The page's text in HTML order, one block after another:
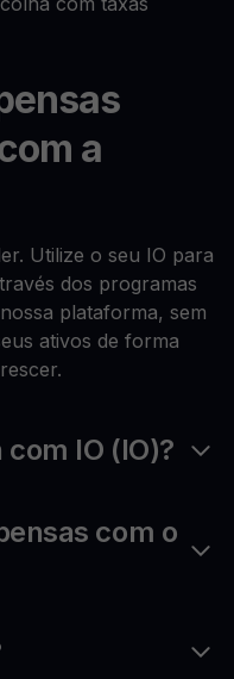
a
Utilize o seu IO para
dos programas
plataforma, sem
ativos de forma
IO (IO)?
com o